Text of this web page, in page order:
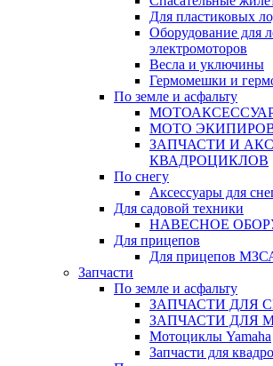
Для пластиковых
Оборудование для
электромоторов
Весла и уключины
Гермомешки и
По земле и асфальту
МОТО
ЗАПЧАСТИ И
КВАДРОЦИКЛОВ
По снегу
Аксессуары для
Для садовой техники
НАВЕСНОЕ
Для прицепов
Для прицепов
Запчасти
По земле и асфальту
ЗАПЧАСТИ ДЛЯ
ЗАПЧАСТИ ДЛЯ
Мотоциклы Yamaha
Запчасти для